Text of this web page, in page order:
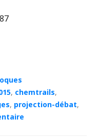
, chemtrails,
, projection-débat,